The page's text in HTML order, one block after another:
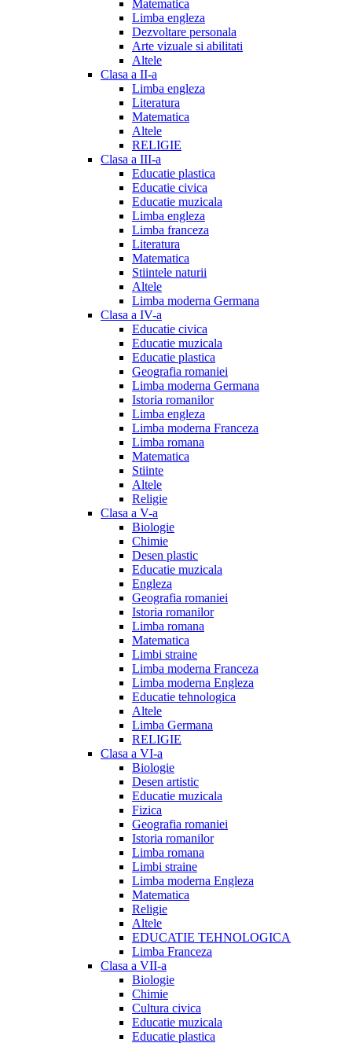
Matematica
Limba engleza
Dezvoltare personala
Arte vizuale si abilitati
Altele
Clasa a II-a
Limba engleza
Literatura
Matematica
Altele
RELIGIE
Clasa a III-a
Educatie plastica
Educatie civica
Educatie muzicala
Limba engleza
Limba franceza
Literatura
Matematica
Stiintele naturii
Altele
Limba moderna Germana
Clasa a IV-a
Educatie civica
Educatie muzicala
Educatie plastica
Geografia romaniei
Limba moderna Germana
Istoria romanilor
Limba engleza
Limba moderna Franceza
Limba romana
Matematica
Stiinte
Altele
Religie
Clasa a V-a
Biologie
Chimie
Desen plastic
Educatie muzicala
Engleza
Geografia romaniei
Istoria romanilor
Limba romana
Matematica
Limbi straine
Limba moderna Franceza
Limba moderna Engleza
Educatie tehnologica
Altele
Limba Germana
RELIGIE
Clasa a VI-a
Biologie
Desen artistic
Educatie muzicala
Fizica
Geografia romaniei
Istoria romanilor
Limba romana
Limbi straine
Limba moderna Engleza
Matematica
Religie
Altele
EDUCATIE TEHNOLOGICA
Limba Franceza
Clasa a VII-a
Biologie
Chimie
Cultura civica
Educatie muzicala
Educatie plastica